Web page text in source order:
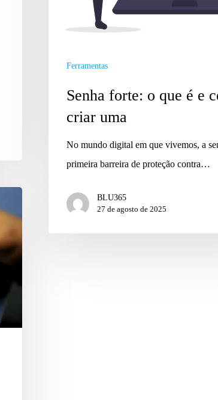
Ferramentas
Senha forte: o que é e
criar uma
No mundo digital em que vivemos, a
primeira barreira de proteção contra…
BLU365
27 de agosto de 2025